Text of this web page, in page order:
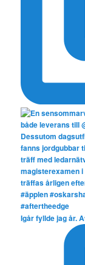
Igår fyllde jag år.